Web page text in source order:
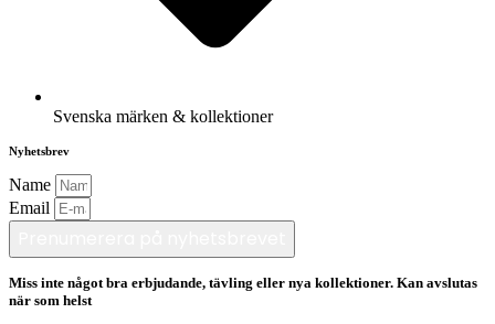
Svenska märken & kollektioner
Nyhetsbrev
Name
Email
Miss inte något bra erbjudande, tävling eller nya kollektioner. Kan avslutas
när som helst